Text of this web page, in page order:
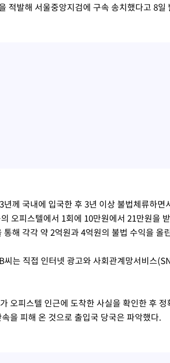
적발해 서울중앙지검에 구속 송치했다고 8일
년께 국내에 입국한 후 3년 이상 불법체류하
오피스텔에서 1회에 10만원에서 21만원을
통해 각각 약 2억원과 4억원의 불법 수익을 올
씨는 직접 인터넷 광고와 사회관계망서비스
오피스텔 인근에 도착한 사실을 확인한 후
을 피해 온 것으로 출입국 당국은 파악했다.